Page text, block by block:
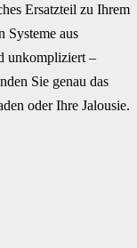
Ersatzteil zu Ihrem
Systeme aus
unkompliziert –
Sie genau das
oder Ihre Jalousie.